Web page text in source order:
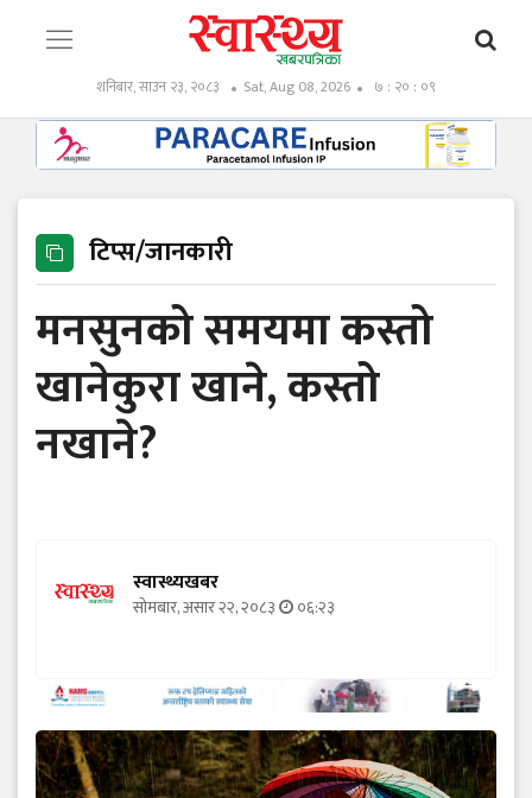
शनिबार, साउन २३, २०८३ Sat, Aug 08, 2026 ७ : २० : १०
टिप्स/जानकारी
मनसुनको समयमा कस्तो
खानेकुरा खाने, कस्तो
नखाने?
स्वास्थ्यखबर
सोमबार, असार २२, २०८३ ०६:२३